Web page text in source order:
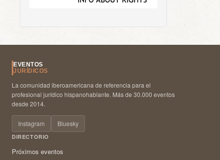
EVENTOS
JURÍDICOS
La comunidad iberoamericana de referencia para el
profesional jurídico hispanohablante. Más de 30.000 eventos
desde 2014.
Instagram Bluesky
DIRECTORIO
Próximos eventos